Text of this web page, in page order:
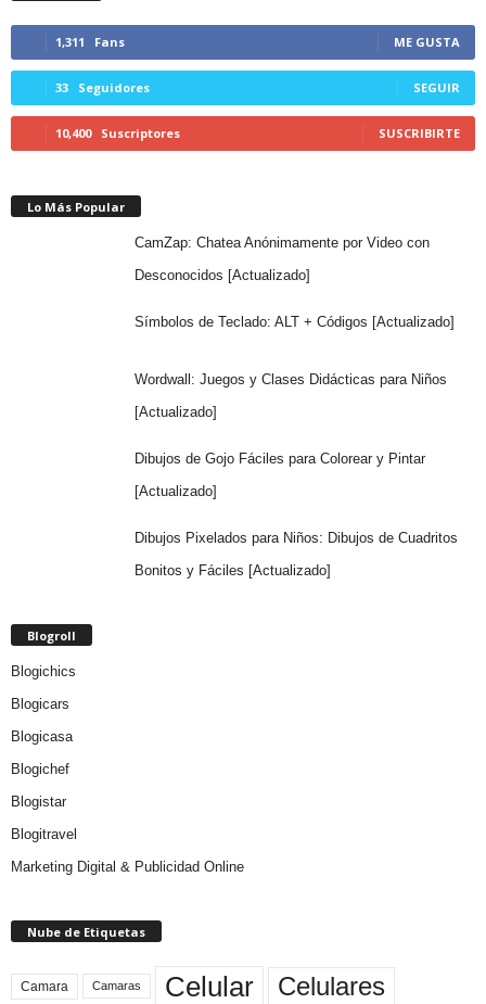
1,311 Fans ME GUSTA
33 Seguidores SEGUIR
10,400 Suscriptores SUSCRIBIRTE
Lo Más Popular
CamZap: Chatea Anónimamente por Video con
Desconocidos [Actualizado]
Símbolos de Teclado: ALT + Códigos [Actualizado]
Wordwall: Juegos y Clases Didácticas para Niños
[Actualizado]
Dibujos de Gojo Fáciles para Colorear y Pintar
[Actualizado]
Dibujos Pixelados para Niños: Dibujos de Cuadritos
Bonitos y Fáciles [Actualizado]
Blogroll
Blogichics
Blogicars
Blogicasa
Blogichef
Blogistar
Blogitravel
Marketing Digital & Publicidad Online
Nube de Etiquetas
Camara Camaras Celular Celulares